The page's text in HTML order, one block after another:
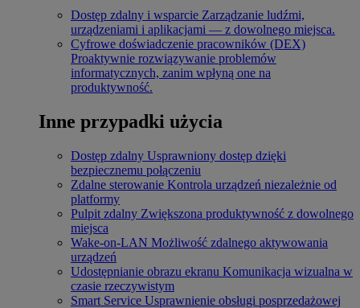
Dostęp zdalny i wsparcie Zarządzanie ludźmi,
urządzeniami i aplikacjami — z dowolnego miejsca.
Cyfrowe doświadczenie pracowników (DEX)
Proaktywnie rozwiązywanie problemów
informatycznych, zanim wpłyną one na
produktywność.
Inne przypadki użycia
Dostęp zdalny Usprawniony dostęp dzięki
bezpiecznemu połączeniu
Zdalne sterowanie Kontrola urządzeń niezależnie od
platformy
Pulpit zdalny Zwiększona produktywność z dowolnego
miejsca
Wake-on-LAN Możliwość zdalnego aktywowania
urządzeń
Udostępnianie obrazu ekranu Komunikacja wizualna w
czasie rzeczywistym
Smart Service Usprawnienie obsługi posprzedażowej